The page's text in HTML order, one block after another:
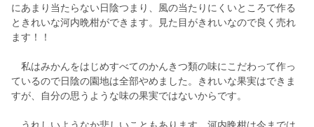
にあまり当たらない日陰つまり、風の当たりにくいところで作る
ときれいな河内晩柑ができます。見た目がきれいなので良く売れ
ます！！
私はみかんをはじめすべてのかんきつ類の味にこだわって作っ
ているので日陰の園地は全部やめました。きれいな果実はできま
すが、自分の思うような味の果実ではないからです。